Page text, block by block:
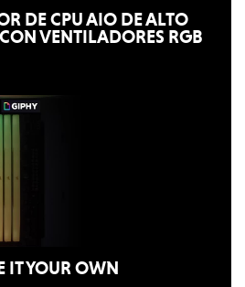
DE CPU AIO DE ALTO
VENTILADORES RGB
IT YOUR OWN